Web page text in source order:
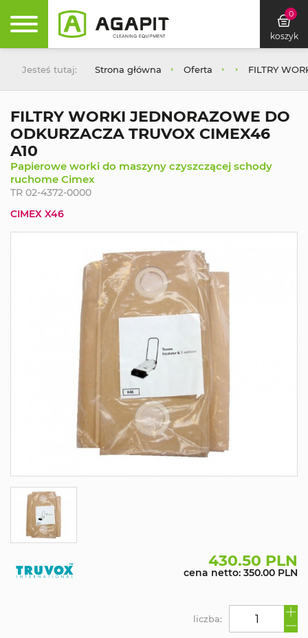
0
koszyk
Jesteś tutaj: Strona główna Oferta FILTRY
FILTRY WORKI JEDNORAZOWE DO
ODKURZACZA TRUVOX CIMEX46
A10
Papierowe worki do maszyny czyszczącej schody
ruchome Cimex
TR 02-4372-0000
CIMEX X46
430.50 PLN
cena netto: 350.00 PLN
liczba: